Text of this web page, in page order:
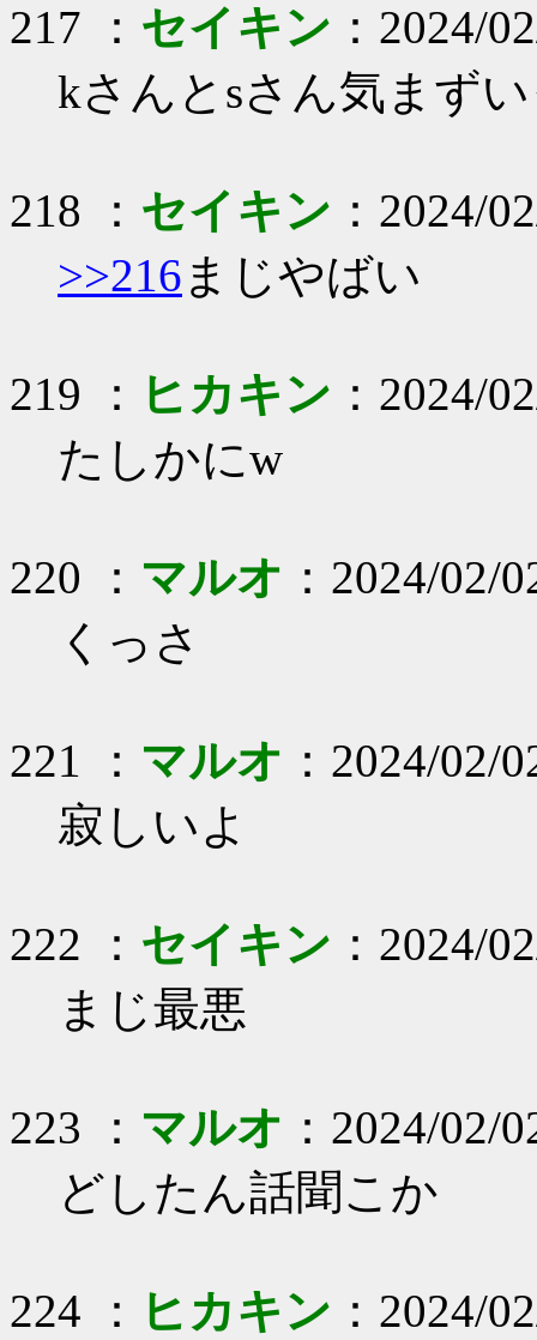
217 ： セイキン ：2024/
kさんとsさん気まず
218 ： セイキン ：2024/
>>216まじやばい
219 ： ヒカキン ：2024/
たしかにw
220 ： マルオ ：2024/02/
くっさ
221 ： マルオ ：2024/02/
寂しいよ
222 ： セイキン ：2024/
まじ最悪
223 ： マルオ ：2024/02/
どしたん話聞こか
224 ： ヒカキン ：2024/